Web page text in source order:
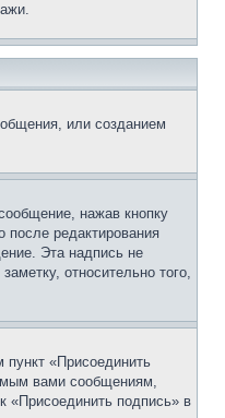
или созданием
нажав кнопку
после редактирования
Эта надпись не
относительно того,
«Присоединить
вами сообщениям,
«Присоединить подпись» в